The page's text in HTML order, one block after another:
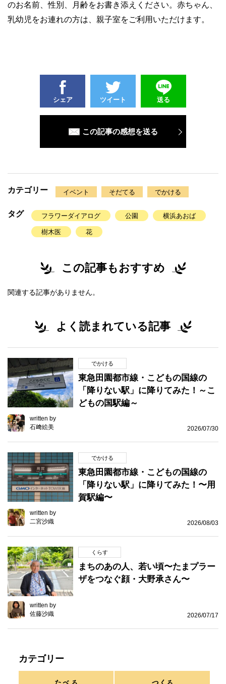
のお名前、性別、月齢をお書き添えください。赤ちゃん、
乳幼児をお連れの方は、親子室をご利用いただけます。
シェア ツイート 送る
この記事の感想を送る
カテゴリー イベント そだてる でかける
タグ フラワーダイアログ 公園 横浜あおば
樹木医 花
この記事もおすすめ
関連する記事がありません。
よく読まれている記事
でかける
東急田園都市線・こどもの国線の
「降りない駅」に降りてみた！～こ
どもの国駅編～
written by
石﨑絵美
2026/07/30
でかける
東急田園都市線・こどもの国線の
「降りない駅」に降りてみた！〜用
賀駅編〜
written by
二宮沙織
2026/08/03
くらす
まちのあの人、若い頃〜たまプラー
ザをつなぐ顔・大野承さん〜
written by
佐藤沙織
2026/07/17
カテゴリー